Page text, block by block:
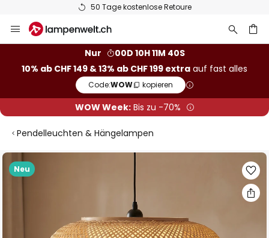
50 Tage kostenlose Retoure
Inhalt
Nur
00D 10H 11M 39S
10% ab CHF 149 & 13% ab CHF 199 extra auf fast alles
Code:WOW kopieren
WOW Week:Bis zu -70%
Pendelleuchten & Hängelampen
Neu
Zum
Ende